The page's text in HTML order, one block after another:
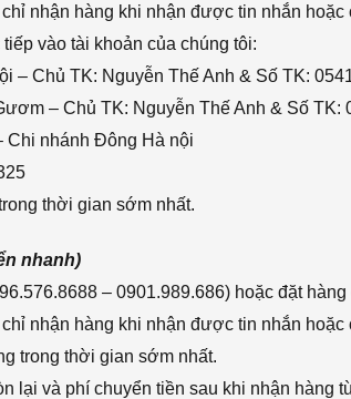
nhận hàng khi nhận được tin nhắn
vào tài khoản của chúng tôi:
– Chủ TK: Nguyễn Thế Anh & Số TK:
– Chủ TK: Nguyễn Thế Anh & Số TK:
Chi nhánh Đông Hà nội
thời gian sớm nhất.
nhanh)
– 0901.989.686) hoặc đặt
nhận hàng khi nhận được tin nhắn
trong thời gian sớm nhất.
lại và phí chuyển tiền sau khi nhận hàng